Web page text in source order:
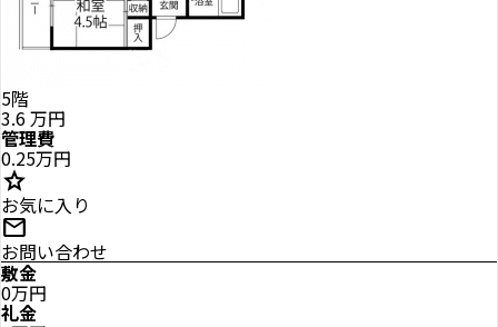
5階
3.6万円
管理費
0.25万円
star
お気に入り
mail
お問い合わせ
敷金
0万円
礼金